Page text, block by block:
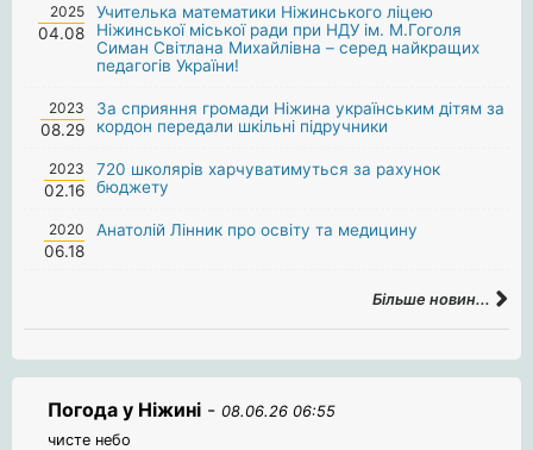
2025
04.08
Учителька математики Ніжинського ліцею
Ніжинської міської ради при НДУ ім. М.Гоголя
Симан Світлана Михайлівна – серед найкращих
педагогів України!
2023
08.29
За сприяння громади Ніжина українським дітям за
кордон передали шкільні підручники
2023
02.16
720 школярів харчуватимуться за рахунок
бюджету
2020
06.18
Анатолій Лінник про освіту та медицину
Більше новин...
Погода у Ніжині - 08.06.26 06:55
чисте небо